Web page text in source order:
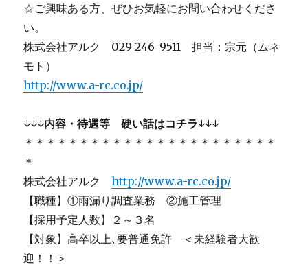
☆ご興味ある方、ぜひお気軽にお問い合わせくださ
い。
株式会社アルク 029-246-9511 担当：宗元（ムネ
モト）
http://www.a-rc.co.jp/
↓↓↓内容・待遇等 硬い話はコチラ↓↓↓
＊＊＊＊＊＊＊＊＊＊＊＊＊＊＊＊＊＊＊＊＊＊＊
＊
株式会社アルクhttp://www.a-rc.co.jp/
【職種】①雨漏り調査業務 ②施工管理
【採用予定人数】２～３名
【対象】高卒以上､要普通免許 ＜未経験者大歓
迎！！＞